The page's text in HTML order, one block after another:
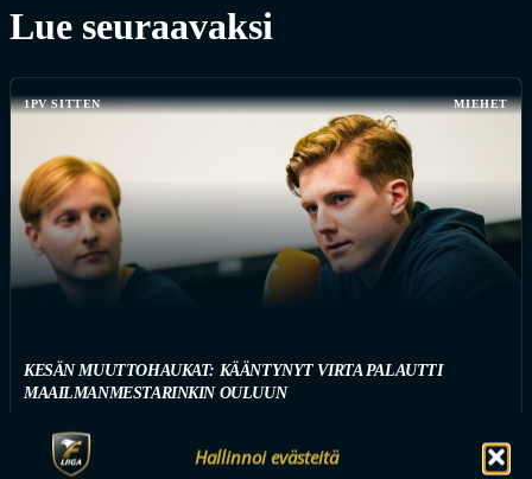
Hallinnoi evästeitä
Lue seuraavaksi
1PV SITTEN MIEHET
KESÄN MUUTTOHAUKAT: KÄÄNTYNYT VIRTA PALAUTTI
MAAILMANMESTARINKIN OULUUN